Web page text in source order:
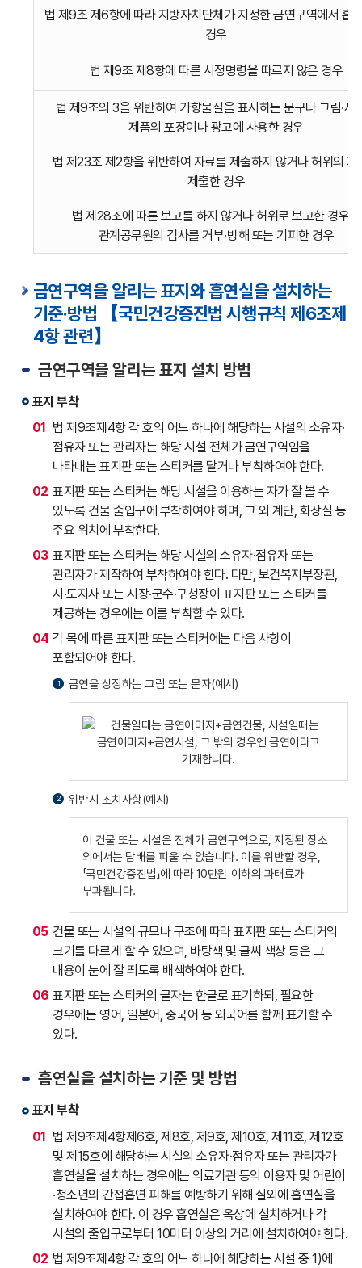
금액을
위반으로
안내하는
법 제9조 제6항에 따라 지방자치단체가 지정한 금연구역에서 흡
경우
법 제9조 제8항에 따른 시정명령을 따르지 않은 경우
법 제9조의 3을 위반하여 가향물질을 표시하는 문구나 그림·사
제품의 포장이나 광고에 사용한 경우
법 제23조 제2항을 위반하여 자료를 제출하지 않거나 허위의 자
제출한 경우
법 제28조에 따른 보고를 하지 않거나 허위로 보고한 경우와
관계공무원의 검사를 거부·방해 또는 기피한 경우
금연구역을 알리는 표지와 흡연실을 설치하는
기준·방법 【국민건강증진법 시행규칙 제6조제
4항 관련】
금연구역을 알리는 표지 설치 방법
표지 부착
01
법 제9조제4항 각 호의 어느 하나에 해당하는 시설의 소유자·
점유자 또는 관리자는 해당 시설 전체가 금연구역임을
나타내는 표지판 또는 스티커를 달거나 부착하여야 한다.
02 표지판 또는 스티커는 해당 시설을 이용하는 자가 잘 볼 수
있도록 건물 출입구에 부착하여야 하며, 그 외 계단, 화장실 등
주요 위치에 부착한다.
03 표지판 또는 스티커는 해당 시설의 소유자·점유자 또는
관리자가 제작하여 부착하여야 한다. 다만, 보건복지부장관,
시·도지사 또는 시장·군수·구청장이 표지판 또는 스티커를
제공하는 경우에는 이를 부착할 수 있다.
04 각 목에 따른 표지판 또는 스티커에는 다음 사항이
포함되어야 한다.
1 금연을 상징하는 그림 또는 문자(예시)
2 위반시 조치사항(예시)
이 건물 또는 시설은 전체가 금연구역으로, 지정된 장소
외에서는 담배를 피울 수 없습니다. 이를 위반할 경우,
「국민건강증진법」에 따라 10만원 이하의 과태료가
부과됩니다.
05 건물 또는 시설의 규모나 구조에 따라 표지판 또는 스티커의
크기를 다르게 할 수 있으며, 바탕색 및 글씨 색상 등은 그
내용이 눈에 잘 띄도록 배색하여야 한다.
06 표지판 또는 스티커의 글자는 한글로 표기하되, 필요한
경우에는 영어, 일본어, 중국어 등 외국어를 함께 표기할 수
있다.
흡연실을 설치하는 기준 및 방법
표지 부착
01
법 제9조제4항제6호, 제8호, 제9호, 제10호, 제11호, 제12호
및 제15호에 해당하는 시설의 소유자·점유자 또는 관리자가
흡연실을 설치하는 경우에는 의료기관 등의 이용자 및 어린이
·청소년의 간접흡연 피해를 예방하기 위해 실외에 흡연실을
설치하여야 한다. 이 경우 흡연실은 옥상에 설치하거나 각
시설의 출입구로부터 10미터 이상의 거리에 설치하여야 한다.
02 법 제9조제4항 각 호의 어느 하나에 해당하는 시설 중 1)에